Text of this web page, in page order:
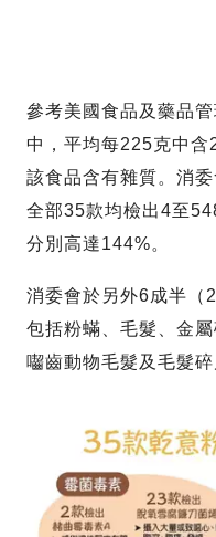
參考美國食品及藥品
中，平均每225克中含
該食品含有雜質。消
全部35款均檢出4至
分別高達144%。
消委會於另外6成半（
包括粉蟎、毛髮、金
囓齒動物毛髮及毛髮